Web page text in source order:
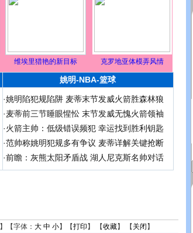
维埃里猎艳的新目标 克罗地亚体模弄风情
姚明-NBA-篮球
·姚明陷犯规陷阱 麦蒂末节发威火箭胜森林狼
·麦蒂前三节睡眼惺忪 末节发威无愧火箭领袖
·火箭主帅：低级错误频犯 幸运找到胜利钥匙
·范帅称姚明犯规多有争议 麦蒂详解关键抢断
·前瞻：灰熊太阳矛盾战 湖人尼克斯名帅对话
】【字体： 大 中 小】【打印 】 【收藏】 【 关闭 】